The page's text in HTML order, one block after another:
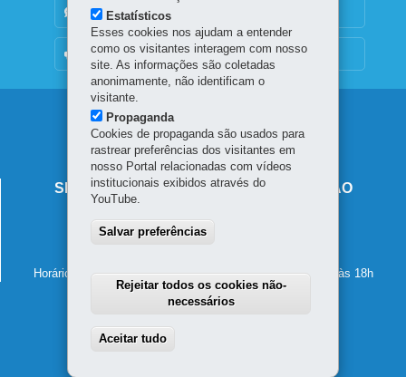
DENUNCIE CORRUPÇÃO
OUVIDORIA
Navegação
principal
SECRETARIA DE ESTADO DA EDUCAÇÃO
80610-011-Curitiba
Horário de atendimento: de segunda a sexta-feira, das 8h às 18h
Estatísticos
Esses cookies nos ajudam a entender
como os visitantes interagem com nosso
site. As informações são coletadas
anonimamente, não identificam o
visitante.
Propaganda
Cookies de propaganda são usados para
rastrear preferências dos visitantes em
nosso Portal relacionadas com vídeos
institucionais exibidos através do
YouTube.
Salvar preferências
Rejeitar todos os cookies não-
necessários
Aceitar tudo